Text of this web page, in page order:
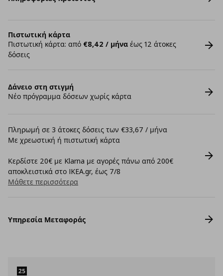
Πιστωτική κάρτα
Πιστωτική κάρτα: από €8,42 / μήνα έως 12 άτοκες
δόσεις
Δάνειο στη στιγμή
Νέο πρόγραμμα δόσεων χωρίς κάρτα
Πληρωμή σε 3 άτοκες δόσεις των €33,67 / μήνα
Με χρεωστική ή πιστωτική κάρτα
Κερδίστε 20€ με Klarna με αγορές πάνω από 200€
αποκλειστικά στο IKEA.gr, έως 7/8
Μάθετε περισσότερα
Υπηρεσία Μεταφοράς